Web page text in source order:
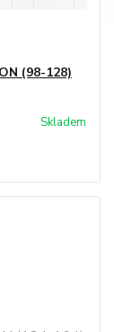
(98-128)
Skladem